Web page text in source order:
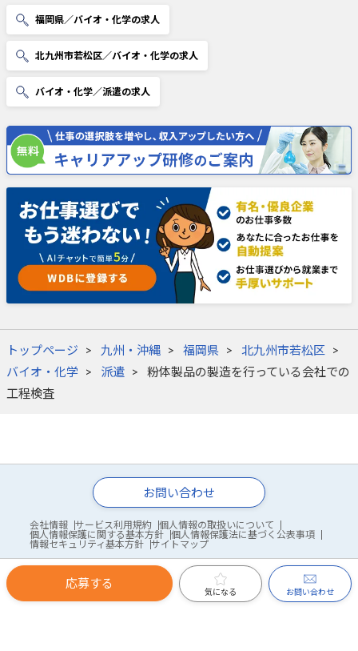
福岡県／バイオ・化学の求人
北九州市若松区／バイオ・化学の求人
バイオ・化学／派遣の求人
トップページ 九州・沖縄 福岡県
北九州市若松区
バイオ・化学
派遣
粉体製品の製造を行っている会社での
工程検査
応募する
気になる お問い合わせ
お問い合わせ
会社情報 サービス利用規約
個人情報の取扱いについて
個人情報保護に関する基本方針
個人情報保護法に基づく公表事項
情報セキュリティ基本方針
サイトマップ
© WDB Co., Ltd.